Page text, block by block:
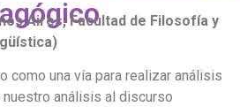
Aires, Facultad de Filosofía y
como una vía para realizar análisis
análisis al discurso